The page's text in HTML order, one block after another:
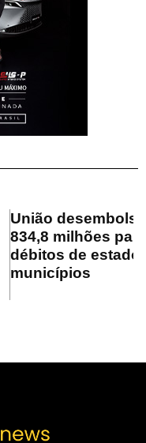
União
834,8 milhões
débitos de
municípios